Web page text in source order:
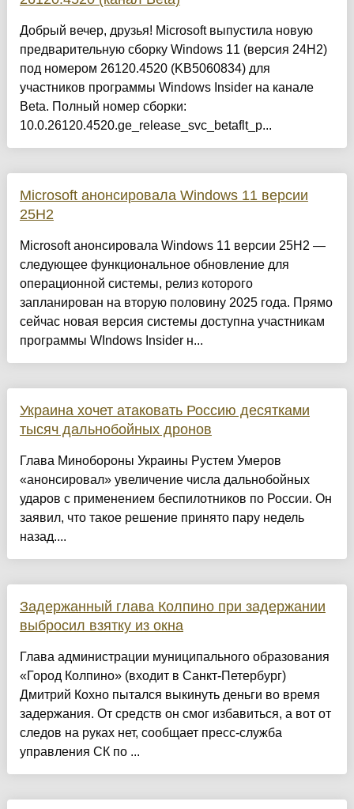
Добрый вечер, друзья! Microsoft выпустила новую
предварительную сборку Windows 11 (версия 24H2)
под номером 26120.4520 (KB5060834) для
участников программы Windows Insider на канале
Beta. Полный номер сборки:
10.0.26120.4520.ge_release_svc_betaflt_p...
Microsoft анонсировала Windows 11 версии
25H2
Microsoft анонсировала Windows 11 версии 25H2 —
следующее функциональное обновление для
операционной системы, релиз которого
запланирован на вторую половину 2025 года. Прямо
сейчас новая версия системы доступна участникам
программы WIndows Insider н...
Украина хочет атаковать Россию десятками
тысяч дальнобойных дронов
Глава Минобороны Украины Рустем Умеров
«анонсировал» увеличение числа дальнобойных
ударов с применением беспилотников по России. Он
заявил, что такое решение принято пару недель
назад....
Задержанный глава Колпино при задержании
выбросил взятку из окна
Глава администрации муниципального образования
«Город Колпино» (входит в Санкт-Петербург)
Дмитрий Кохно пытался выкинуть деньги во время
задержания. От средств он смог избавиться, а вот от
следов на руках нет, сообщает пресс-служба
управления СК по ...